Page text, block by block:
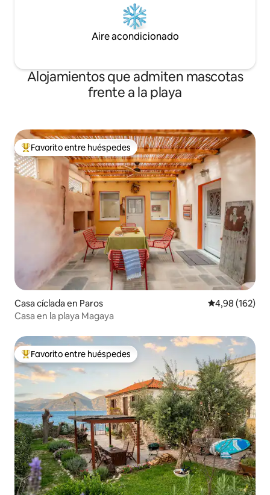
Aire acondicionado
Alojamientos que admiten mascotas
frente a la playa
Favorito entre los huéspedes más destacados
Favorito entre huéspedes
Casa cíclada en Paros Calificación
4,98 (162)
Casa en la playa Magaya
Favorito entre los huéspedes más destacados
Favorito entre huéspedes